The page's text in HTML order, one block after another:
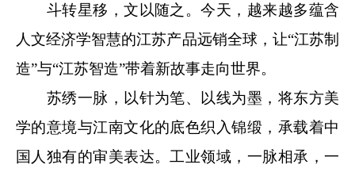
斗转星移，文以随之。今天，越来越多蕴含
人文经济学智慧的江苏产品远销全球，让“江苏制
造”与“江苏智造”带着新故事走向世界。
苏绣一脉，以针为笔、以线为墨，将东方美
学的意境与江南文化的底色织入锦缎，承载着中
国人独有的审美表达。工业领域，一脉相承，一